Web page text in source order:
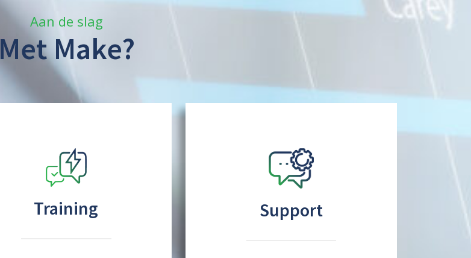
Aan de slag
Met Make?
Training Support